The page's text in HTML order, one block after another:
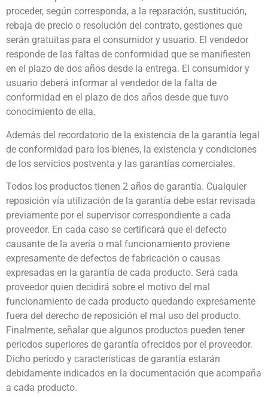
proceder, según corresponda, a la reparación, sustitución,
rebaja de precio o resolución del contrato, gestiones que
serán gratuitas para el consumidor y usuario. El vendedor
responde de las faltas de conformidad que se manifiesten
en el plazo de dos años desde la entrega. El consumidor y
usuario deberá informar al vendedor de la falta de
conformidad en el plazo de dos años desde que tuvo
conocimiento de ella.
Además del recordatorio de la existencia de la garantía legal
de conformidad para los bienes, la existencia y condiciones
de los servicios postventa y las garantías comerciales.
Todos los productos tienen 2 años de garantía. Cualquier
reposición vía utilización de la garantía debe estar revisada
previamente por el supervisor correspondiente a cada
proveedor. En cada caso se certificará que el defecto
causante de la avería o mal funcionamiento proviene
expresamente de defectos de fabricación o causas
expresadas en la garantía de cada producto. Será cada
proveedor quien decidirá sobre el motivo del mal
funcionamiento de cada producto quedando expresamente
fuera del derecho de reposición el mal uso del producto.
Finalmente, señalar que algunos productos pueden tener
periodos superiores de garantía ofrecidos por el proveedor.
Dicho periodo y características de garantía estarán
debidamente indicados en la documentación que acompaña
a cada producto.